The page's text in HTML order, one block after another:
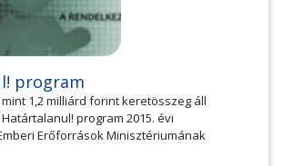
program
1,2 milliárd forint keretösszeg áll
program 2015. évi
Erőforrások Minisztériumának